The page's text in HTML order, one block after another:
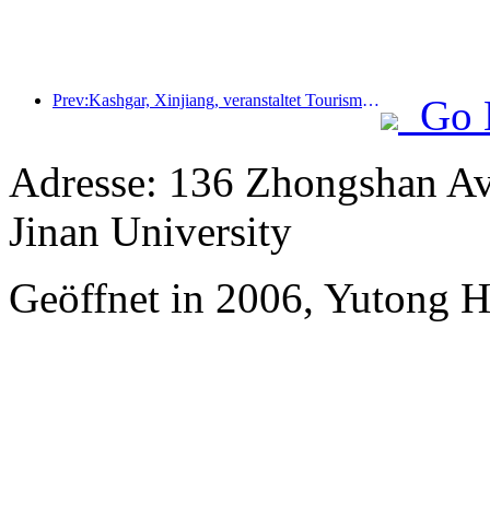
Prev:Kashgar, Xinjiang, veranstaltet Tourismus-Werbeevent zur Förderung des interethnischen Austauschs.
Go
Adresse: 136 Zhongshan
Jinan University
Geöffnet in 2006, Yutong